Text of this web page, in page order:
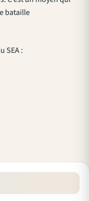
bataille
SEA :